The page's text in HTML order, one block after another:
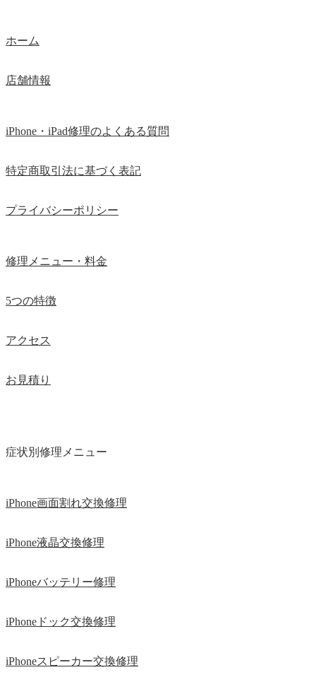
ホーム
店舗情報
iPhone・iPad修理のよくある質問
特定商取引法に基づく表記
プライバシーポリシー
修理メニュー・料金
5つの特徴
アクセス
お見積り
症状別修理メニュー
iPhone画面割れ交換修理
iPhone液晶交換修理
iPhoneバッテリー修理
iPhoneドック交換修理
iPhoneスピーカー交換修理